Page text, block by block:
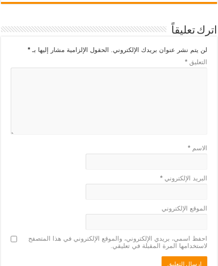
اترك تعليقاً
لن يتم نشر عنوان بريدك الإلكتروني. الحقول الإلزامية مشار إليها بـ*
التعليق*
الاسم*
البريد الإلكتروني*
الموقع الإلكتروني
احفظ اسمي، بريدي الإلكتروني، والموقع الإلكتروني في هذا المتصفح
لاستخدامها المرة المقبلة في تعليقي.